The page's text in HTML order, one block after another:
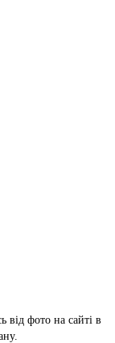
від фото на сайті в